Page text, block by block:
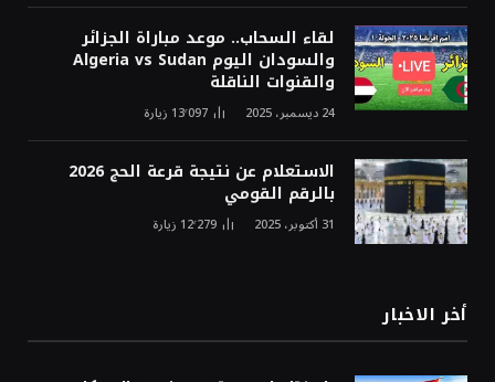
لقاء السحاب.. موعد مباراة الجزائر
والسودان اليوم Algeria vs Sudan
والقنوات الناقلة
24 ديسمبر، 2025 13٬097 زيارة
الاستعلام عن نتيجة قرعة الحج 2026
بالرقم القومي
31 أكتوبر، 2025 12٬279 زيارة
أخر الاخبار